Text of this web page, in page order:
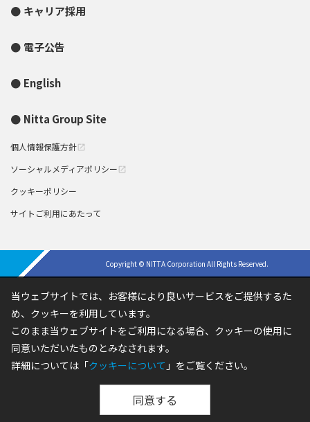
キャリア採用
電子公告
English
Nitta Group Site
個人情報保護方針 open_in_new
ソーシャルメディアポリシー open_in_new
クッキーポリシー
サイトご利用にあたって
Copyright © NITTA Corporation All Rights Reserved.
当ウェブサイトでは、お客様により良いサービスをご提供するた
め、クッキーを利用しています。
このまま当ウェブサイトをご利用になる場合、クッキーの使用に
同意いただいたものとみなされます。
詳細については「クッキーについて 」をご覧ください。
同意する